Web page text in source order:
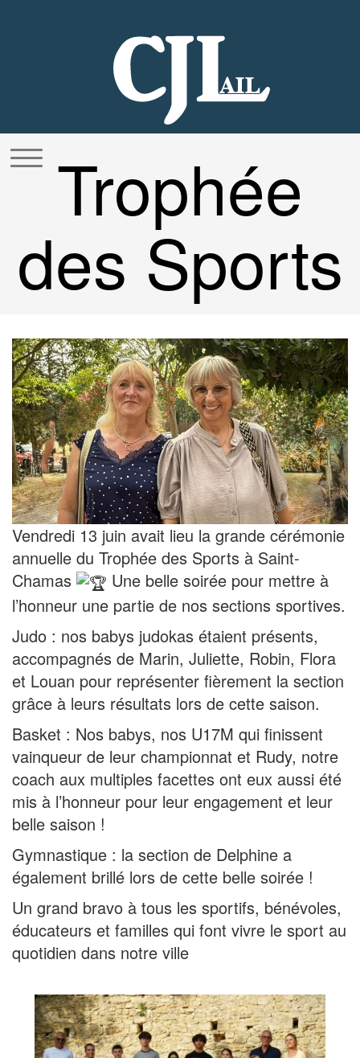
Trophée
des Sports
2025
Vendredi 13 juin avait lieu la grande cérémonie
annuelle du Trophée des Sports à Saint-
Chamas
Une belle soirée pour mettre à
l’honneur une partie de nos sections sportives.
Judo : nos babys judokas étaient présents,
accompagnés de Marin, Juliette, Robin, Flora
et Louan pour représenter fièrement la section
grâce à leurs résultats lors de cette saison.
Basket : Nos babys, nos U17M qui finissent
vainqueur de leur championnat et Rudy, notre
coach aux multiples facettes ont eux aussi été
mis à l’honneur pour leur engagement et leur
belle saison !
Gymnastique : la section de Delphine a
également brillé lors de cette belle soirée !
Un grand bravo à tous les sportifs, bénévoles,
éducateurs et familles qui font vivre le sport au
quotidien dans notre ville